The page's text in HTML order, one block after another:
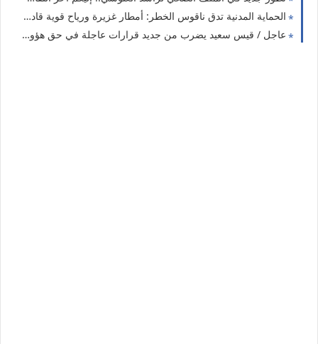
الحماية المدنية تدق ناقوس الخطر: أمطار غزيرة ورياح قوية قادمة الليلة تضرب 5 ولايات
عاجل / قيس سعيد يضرب من جديد قرارات عاجلة في حق هؤولاء